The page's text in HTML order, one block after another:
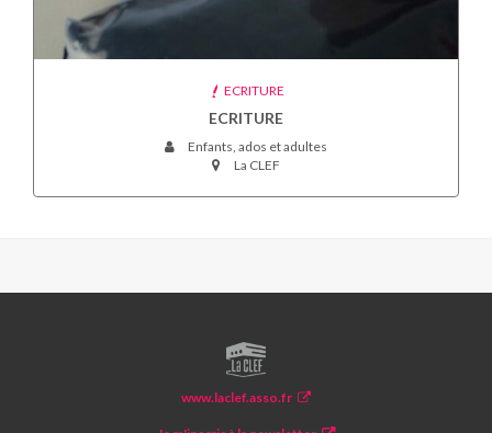
ECRITURE
ECRITURE
Enfants, ados et adultes
La CLEF
LA
CLEF
www.laclef.asso.fr